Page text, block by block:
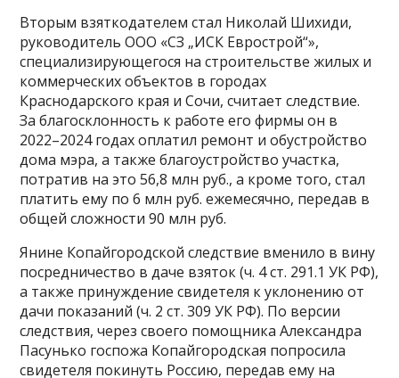
Вторым взяткодателем стал Николай Шихиди,
руководитель ООО «СЗ „ИСК Еврострой“»,
специализирующегося на строительстве жилых и
коммерческих объектов в городах
Краснодарского края и Сочи, считает следствие.
За благосклонность к работе его фирмы он в
2022–2024 годах оплатил ремонт и обустройство
дома мэра, а также благоустройство участка,
потратив на это 56,8 млн руб., а кроме того, стал
платить ему по 6 млн руб. ежемесячно, передав в
общей сложности 90 млн руб.
Янине Копайгородской следствие вменило в вину
посредничество в даче взяток (ч. 4 ст. 291.1 УК РФ),
а также принуждение свидетеля к уклонению от
дачи показаний (ч. 2 ст. 309 УК РФ). По версии
следствия, через своего помощника Александра
Пасунько госпожа Копайгородская попросила
свидетеля покинуть Россию, передав ему на